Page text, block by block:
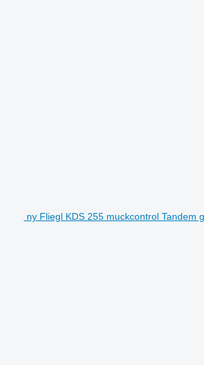
ny Fliegl KDS 255 muckcontrol Tandem